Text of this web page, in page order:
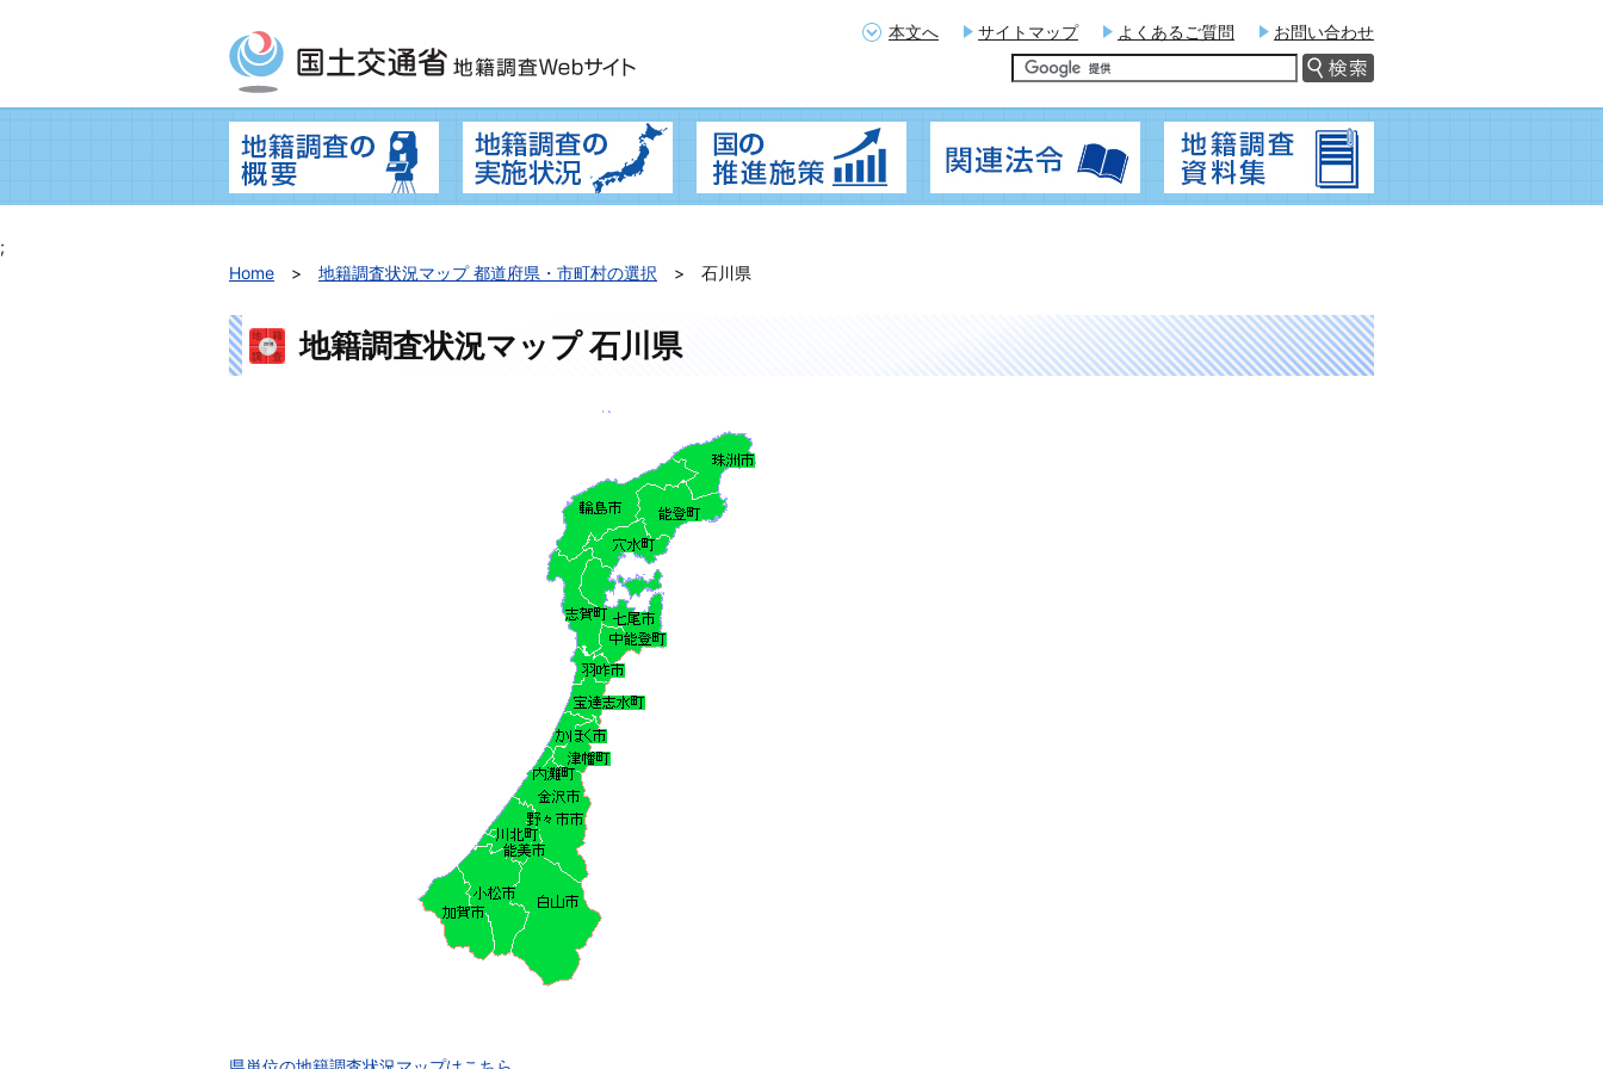
本文へ サイトマップ よくあるご質問 お問い合わせ
地籍調査の概要 地籍調査の実施状況 関連法令
;
Home
地籍調査状況マップ 都道府県・市町村の選択 石川県
地籍調査状況マップ 石川県